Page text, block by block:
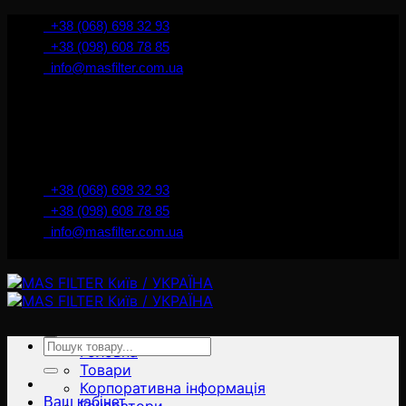
İçeriğe+38 (068) 698 32 93
+38 (098) 608 78 85
info@masfilter.com.ua
+38 (068) 698 32 93
+38 (098) 608 78 85
info@masfilter.com.ua
Головна
Товари
Корпоративна інформація
Ara:
Ваш кабінет